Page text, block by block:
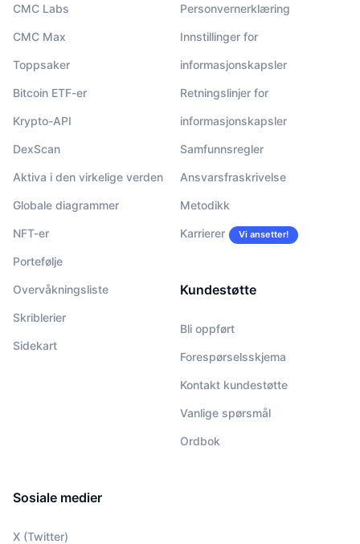
CMC Labs
CMC Max
Toppsaker
Bitcoin ETF-er
Krypto-API
DexScan
Aktiva i den virkelige verden
Globale diagrammer
NFT-er
Portefølje
Overvåkningsliste
Skriblerier
Sidekart
Personvernerklæring
Innstillinger for
informasjonskapsler
Retningslinjer for
informasjonskapsler
Samfunnsregler
Ansvarsfraskrivelse
Metodikk
Karrierer Vi ansetter!
Kundestøtte
Bli oppført
Forespørselsskjema
Kontakt kundestøtte
Vanlige spørsmål
Ordbok
Sosiale medier
X (Twitter)